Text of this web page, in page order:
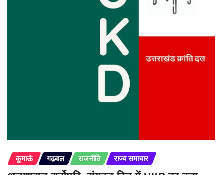
कुमाऊं गढ़वाल राजनीति राज्य समाचार